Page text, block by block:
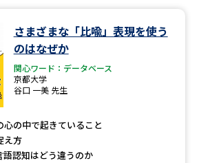
さまざまな「比喩」表現を使う
のはなぜか
関心ワード：データベース
京都大学
谷口 一美 先生
の中で起きていること
え方
認知はどう違うのか